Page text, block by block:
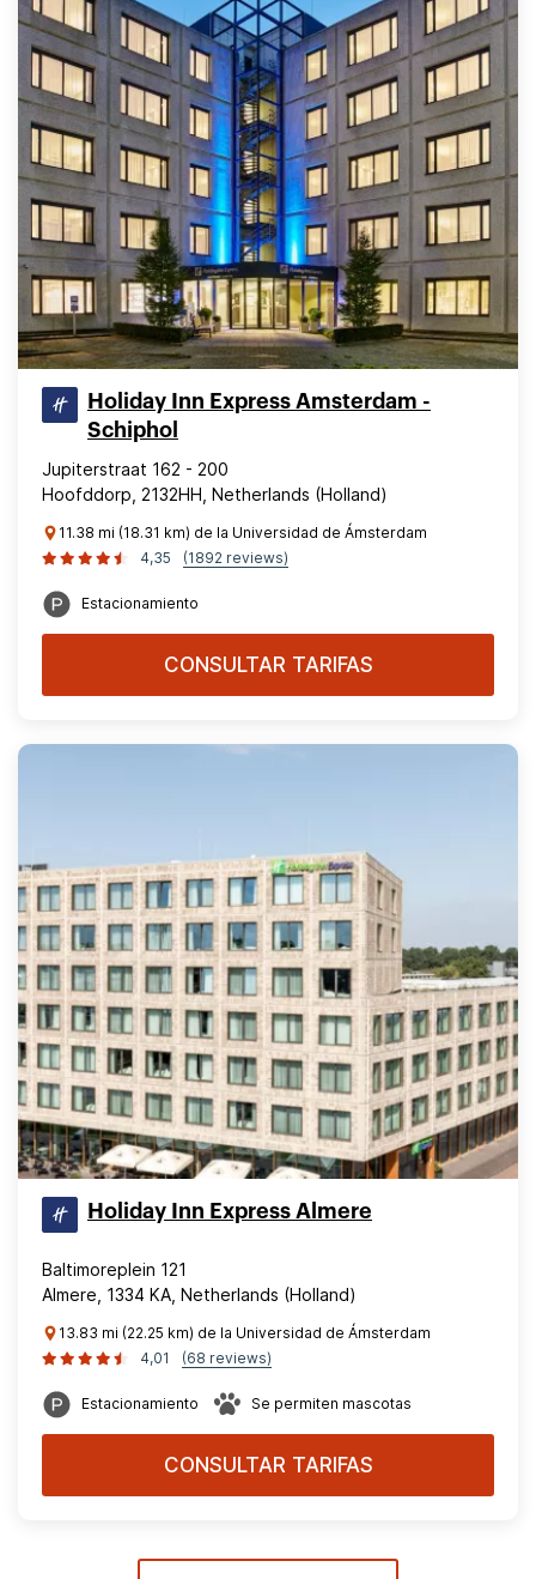
Holiday Inn Express Amsterdam -
Schiphol
Jupiterstraat 162 - 200
Hoofddorp, 2132HH, Netherlands (Holland)
11.38 mi (18.31 km) de la Universidad de Ámsterdam
4,35
(1892 reviews)
Estacionamiento
CONSULTAR TARIFAS
Holiday Inn Express Almere
Baltimoreplein 121
Almere, 1334 KA, Netherlands (Holland)
13.83 mi (22.25 km) de la Universidad de Ámsterdam
4,01
(68 reviews)
Estacionamiento Se permiten mascotas
CONSULTAR TARIFAS